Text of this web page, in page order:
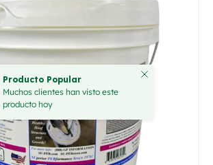
Producto Popular
Muchos clientes han visto este
producto hoy
Cerrar